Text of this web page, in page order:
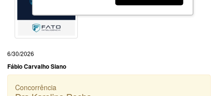
6/30/2026
Fábio Carvalho Siano
Concorrência